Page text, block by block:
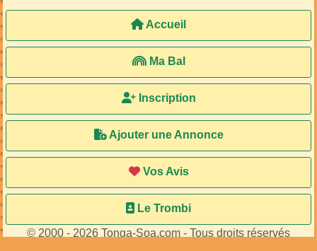
Accueil
Ma Bal
Inscription
Ajouter une Annonce
Vos Avis
Le Trombi
© 2000 - 2026 Tonga-Soa.com - Tous droits réservés